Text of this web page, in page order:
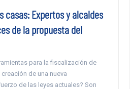
casas: Expertos y alcaldes
de la propuesta del
para la fiscalización de
de una nueva
de las leyes actuales? Son